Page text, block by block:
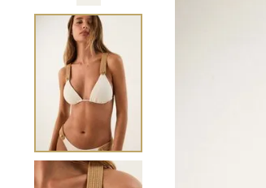
vestido curto
saida
verde
vestidos
top